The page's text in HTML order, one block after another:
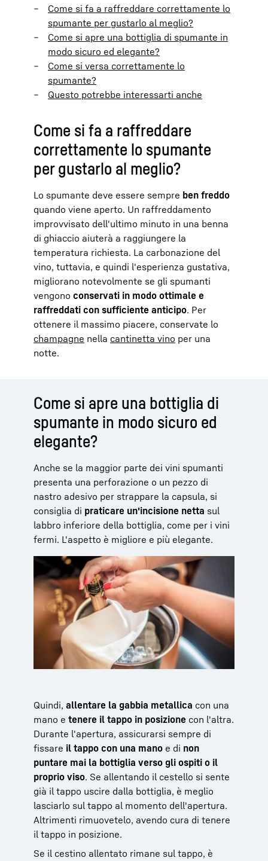
Come si fa a raffreddare correttamente lo
spumante per gustarlo al meglio?
Come si apre una bottiglia di spumante in
modo sicuro ed elegante?
Come si versa correttamente lo
spumante?
Questo potrebbe interessarti anche
Come si fa a raffreddare
correttamente lo spumante
per gustarlo al meglio?
Lo spumante deve essere sempre ben freddo
quando viene aperto. Un raffreddamento
improvvisato dell'ultimo minuto in una benna
di ghiaccio aiuterà a raggiungere la
temperatura richiesta. La carbonazione del
vino, tuttavia, e quindi l'esperienza gustativa,
migliorano notevolmente se gli spumanti
vengono conservati in modo ottimale e
raffreddati con sufficiente anticipo. Per
ottenere il massimo piacere, conservate lo
champagne nella cantinetta vino per una
notte.
Come si apre una bottiglia di
spumante in modo sicuro ed
elegante?
Anche se la maggior parte dei vini spumanti
presenta una perforazione o un pezzo di
nastro adesivo per strappare la capsula, si
consiglia di praticare un'incisione netta sul
labbro inferiore della bottiglia, come per i vini
fermi. L'aspetto è migliore e più elegante.
Quindi, allentare la gabbia metallica con una
mano e tenere il tappo in posizione con l'altra.
Durante l'apertura, assicurarsi sempre di
fissare il tappo con una mano e di non
puntare mai la bottiglia verso gli ospiti o il
proprio viso. Se allentando il cestello si sente
già il tappo uscire dalla bottiglia, è meglio
lasciarlo sul tappo al momento dell'apertura.
Altrimenti rimuovetelo, avendo cura di tenere
il tappo in posizione.
Se il cestino allentato rimane sul tappo, è